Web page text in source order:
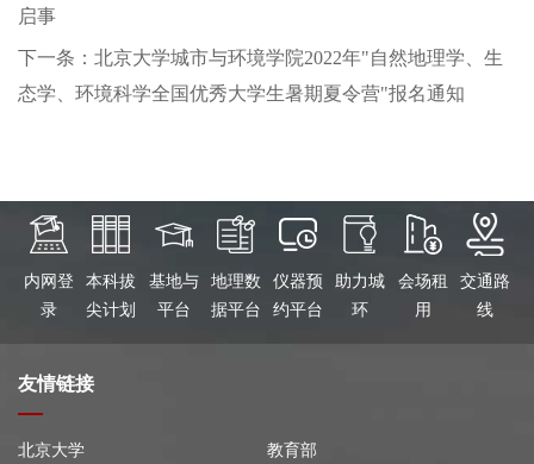
启事
下一条：北京大学城市与环境学院2022年"自然地理学、生
态学、环境科学全国优秀大学生暑期夏令营"报名通知
内网登
录
本科拔
尖计划
基地与
平台
地理数
据平台
仪器预
约平台
助力城
环
会场租
用
交通路
线
友情链接
北京大学
教育部